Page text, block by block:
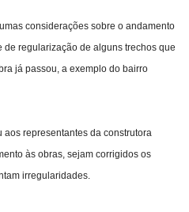
considerações sobre o andamento
regularização de alguns trechos que
já passou, a exemplo do bairro
aos representantes da construtora
às obras, sejam corrigidos os
irregularidades.